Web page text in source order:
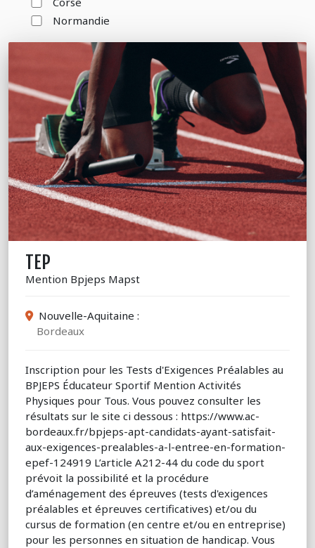
Normandie
TEP
Mention Bpjeps Mapst
Nouvelle-Aquitaine :
Bordeaux
Inscription pour les Tests d'Exigences Préalables au
BPJEPS Éducateur Sportif Mention Activités
Physiques pour Tous. Vous pouvez consulter les
résultats sur le site ci dessous : https://www.ac-
bordeaux.fr/bpjeps-apt-candidats-ayant-satisfait-
aux-exigences-prealables-a-l-entree-en-formation-
epef-124919 L’article A212-44 du code du sport
prévoit la possibilité et la procédure
d’aménagement des épreuves (tests d'exigences
préalables et épreuves certificatives) et/ou du
cursus de formation (en centre et/ou en entreprise)
pour les personnes en situation de handicap. Vous